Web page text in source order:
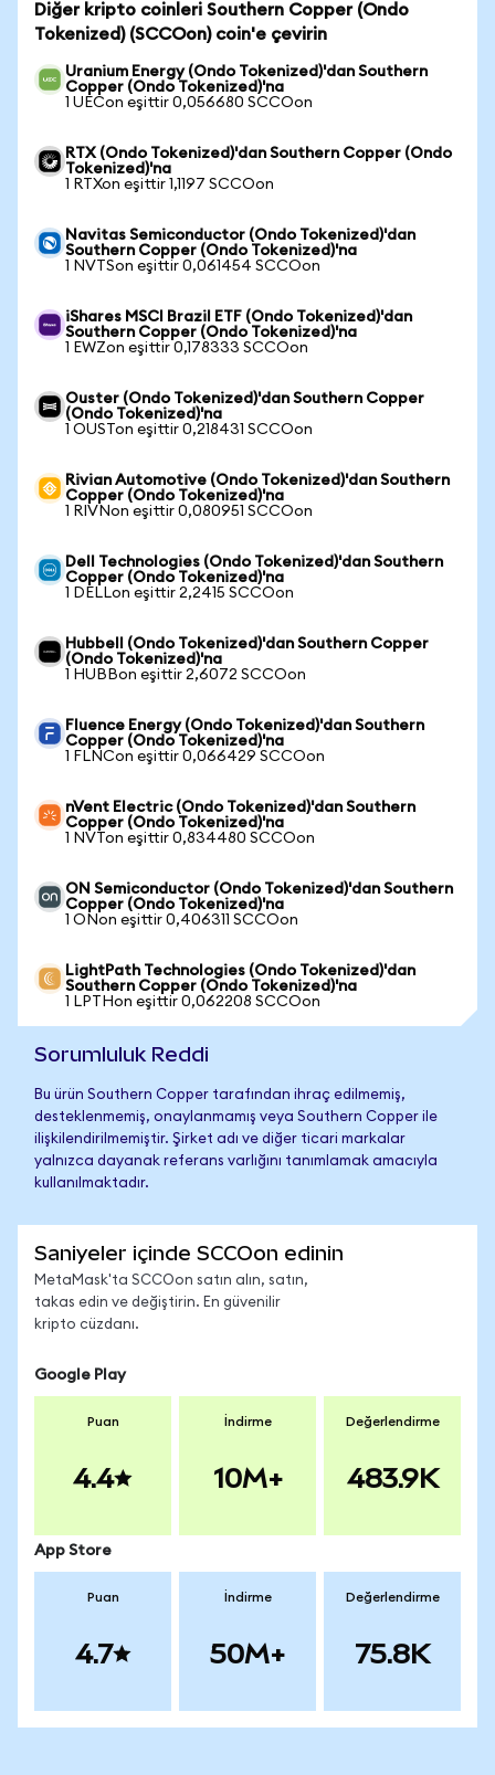
Diğer kripto coinleri Southern Copper (Ondo
Tokenized) (SCCOon) coin'e çevirin
Uranium Energy (Ondo Tokenized)'dan Southern
Copper (Ondo Tokenized)'na
1 UECon eşittir 0,056680 SCCOon
RTX (Ondo Tokenized)'dan Southern Copper (Ondo
Tokenized)'na
1 RTXon eşittir 1,1197 SCCOon
Navitas Semiconductor (Ondo Tokenized)'dan
Southern Copper (Ondo Tokenized)'na
1 NVTSon eşittir 0,061454 SCCOon
iShares MSCI Brazil ETF (Ondo Tokenized)'dan
Southern Copper (Ondo Tokenized)'na
1 EWZon eşittir 0,178333 SCCOon
Ouster (Ondo Tokenized)'dan Southern Copper
(Ondo Tokenized)'na
1 OUSTon eşittir 0,218431 SCCOon
Rivian Automotive (Ondo Tokenized)'dan Southern
Copper (Ondo Tokenized)'na
1 RIVNon eşittir 0,080951 SCCOon
Dell Technologies (Ondo Tokenized)'dan Southern
Copper (Ondo Tokenized)'na
1 DELLon eşittir 2,2415 SCCOon
Hubbell (Ondo Tokenized)'dan Southern Copper
(Ondo Tokenized)'na
1 HUBBon eşittir 2,6072 SCCOon
Fluence Energy (Ondo Tokenized)'dan Southern
Copper (Ondo Tokenized)'na
1 FLNCon eşittir 0,066429 SCCOon
nVent Electric (Ondo Tokenized)'dan Southern
Copper (Ondo Tokenized)'na
1 NVTon eşittir 0,834480 SCCOon
ON Semiconductor (Ondo Tokenized)'dan Southern
Copper (Ondo Tokenized)'na
1 ONon eşittir 0,406311 SCCOon
LightPath Technologies (Ondo Tokenized)'dan
Southern Copper (Ondo Tokenized)'na
1 LPTHon eşittir 0,062208 SCCOon
Sorumluluk Reddi
Bu ürün Southern Copper tarafından ihraç edilmemiş,
desteklenmemiş, onaylanmamış veya Southern Copper ile
ilişkilendirilmemiştir. Şirket adı ve diğer ticari markalar
yalnızca dayanak referans varlığını tanımlamak amacıyla
kullanılmaktadır.
Saniyeler içinde SCCOon edinin
MetaMask'ta SCCOon satın alın, satın,
takas edin ve değiştirin. En güvenilir
kripto cüzdanı.
Google Play
Puan
4.4
İndirme
10M+
Değerlendirme
483.9K
App Store
Puan
4.7
İndirme
50M+
Değerlendirme
75.8K